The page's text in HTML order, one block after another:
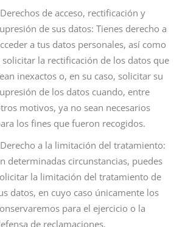
Derechos de acceso, rectificación y
de sus datos: Tienes derecho a
a tus datos personales, así como
solicitar la rectificación de los datos que
inexactos o, en su caso, solicitar su
de los datos cuando, entre
motivos, ya no sean necesarios
los fines que fueron recogidos.
Derecho a la limitación del tratamiento:
determinadas circunstancias, puedes
la limitación del tratamiento de
datos, en cuyo caso únicamente los
para el ejercicio o la
de reclamaciones.